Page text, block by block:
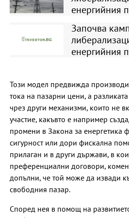
енергийния
Започва
енергийния
Този модел предвижда
тока на пазарни цени, а
чрез други механизми, които не
участие, какъвто е например
промени в Закона за енергетика
сигурност или дори фискална
прилаган и в други държави, в
преференциални договори,
допълни, че той може да извади
свободния пазар.
Според нея в помощ на